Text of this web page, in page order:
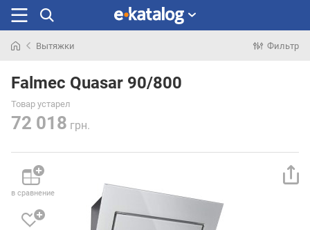
раньше
Вытяжки Фильтр
Falmec Quasar 90/800
Товар устарел
72 018 грн.
в сравнение